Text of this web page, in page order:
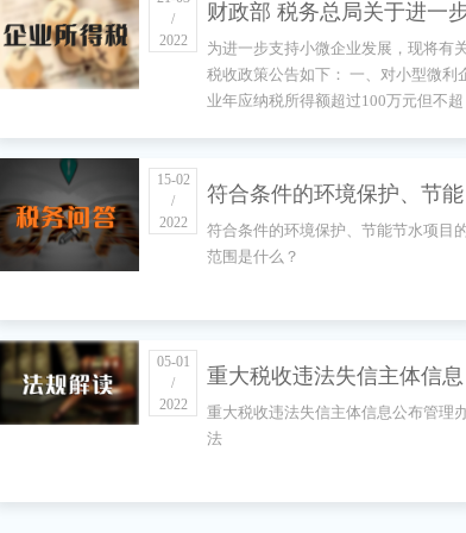
/
2022
财政部 税务总局关于进一
实施小微企业所得税优惠政
策的公告
为进一步支持小微企业发展，现将有
税收政策公告如下： 一、对小型微利
业年应纳税所得额超过100万元但不超
税。 二、本公告所称小型微利企业，是
指从事国家非限制和禁止行业，且同时
符合年度应纳税所得额不超过300万
元、从业人数不超过300人、资产总额
15-02
/
2022
符合条件的环境保护、节能
节水项目的范围是什么？
符合条件的环境保护、节能节水项目
范围是什么？
05-01
/
2022
重大税收违法失信主体信息
公布管理办法
重大税收违法失信主体信息公布管理
法